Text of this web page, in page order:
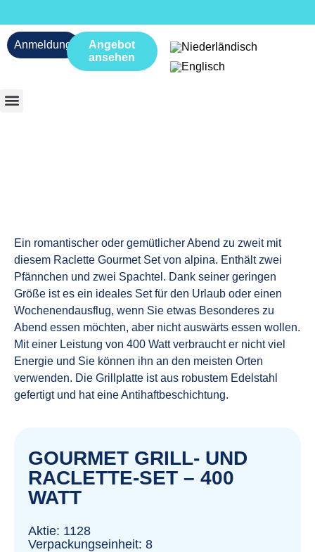
Anmeldung
Angebot
ansehen
Ein romantischer oder gemütlicher Abend zu zweit mit
diesem Raclette Gourmet Set von alpina. Enthält zwei
Pfännchen und zwei Spachtel. Dank seiner geringen
Größe ist es ein ideales Set für den Urlaub oder einen
Wochenendausflug, wenn Sie etwas Besonderes zu
Abend essen möchten, aber nicht auswärts essen wollen.
Mit einer Leistung von 400 Watt verbraucht er nicht viel
Energie und Sie können ihn an den meisten Orten
verwenden. Die Grillplatte ist aus robustem Edelstahl
gefertigt und hat eine Antihaftbeschichtung.
GOURMET GRILL- UND
RACLETTE-SET – 400
WATT
Aktie: 1128
Verpackungseinheit: 8